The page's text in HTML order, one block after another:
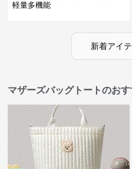
軽量多機能
新着アイ
マザーズバッグトートのお